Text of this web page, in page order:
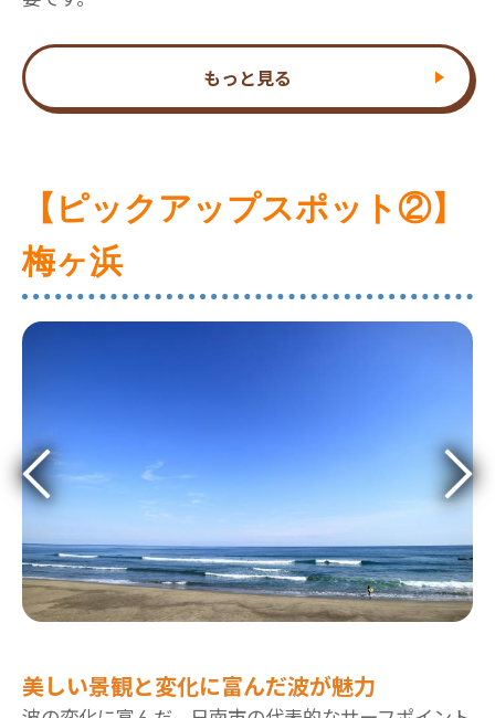
もっと見る
【ピックアップスポット②】
梅ヶ浜
美しい景観と変化に富んだ波が魅力